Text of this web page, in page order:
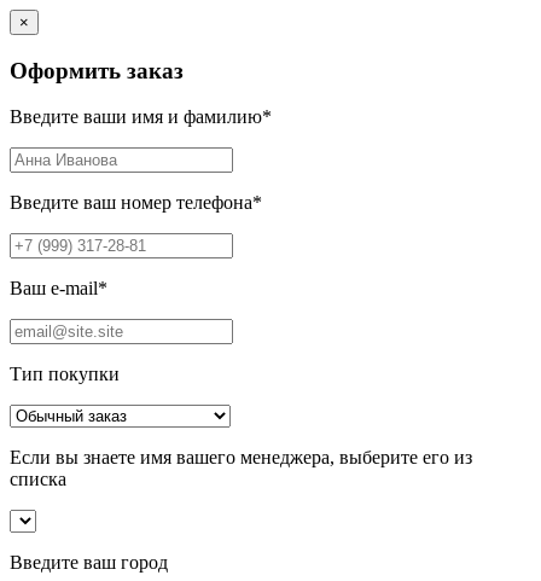
×
Оформить заказ
Введите ваши имя и фамилию*
Введите ваш номер телефона*
Ваш e-mail*
Тип покупки
Если вы знаете имя вашего менеджера, выберите его из
списка
Введите ваш город